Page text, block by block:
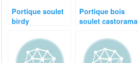
Portique soulet
birdy
Portique bois
soulet castorama